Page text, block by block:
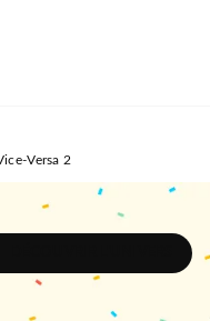
Versa 2